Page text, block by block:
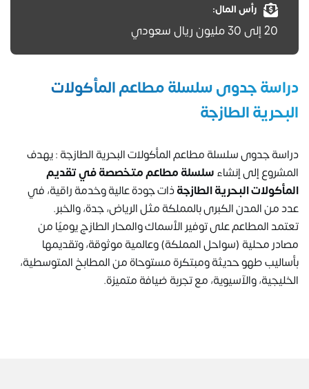
رأس المال:
20 إلى 30 مليون ريال سعودي
دراسة جدوى سلسلة مطاعم المأكولات
البحرية الطازجة
دراسة جدوى سلسلة مطاعم المأكولات البحرية الطازجة : يهدف
المشروع إلى إنشاءسلسلة مطاعم متخصصة في تقديم
المأكولات البحرية الطازجةذات جودة عالية وخدمة راقية، في
عدد من المدن الكبرى بالمملكة مثل الرياض، جدة، والخبر.
تعتمد المطاعم على توفير الأسماك والمحار الطازج يوميًا من
مصادر محلية (سواحل المملكة) وعالمية موثوقة، وتقديمها
بأساليب طهو حديثة ومبتكرة مستوحاة من المطابخ المتوسطية،
الخليجية، والآسيوية، مع تجربة ضيافة متميزة.